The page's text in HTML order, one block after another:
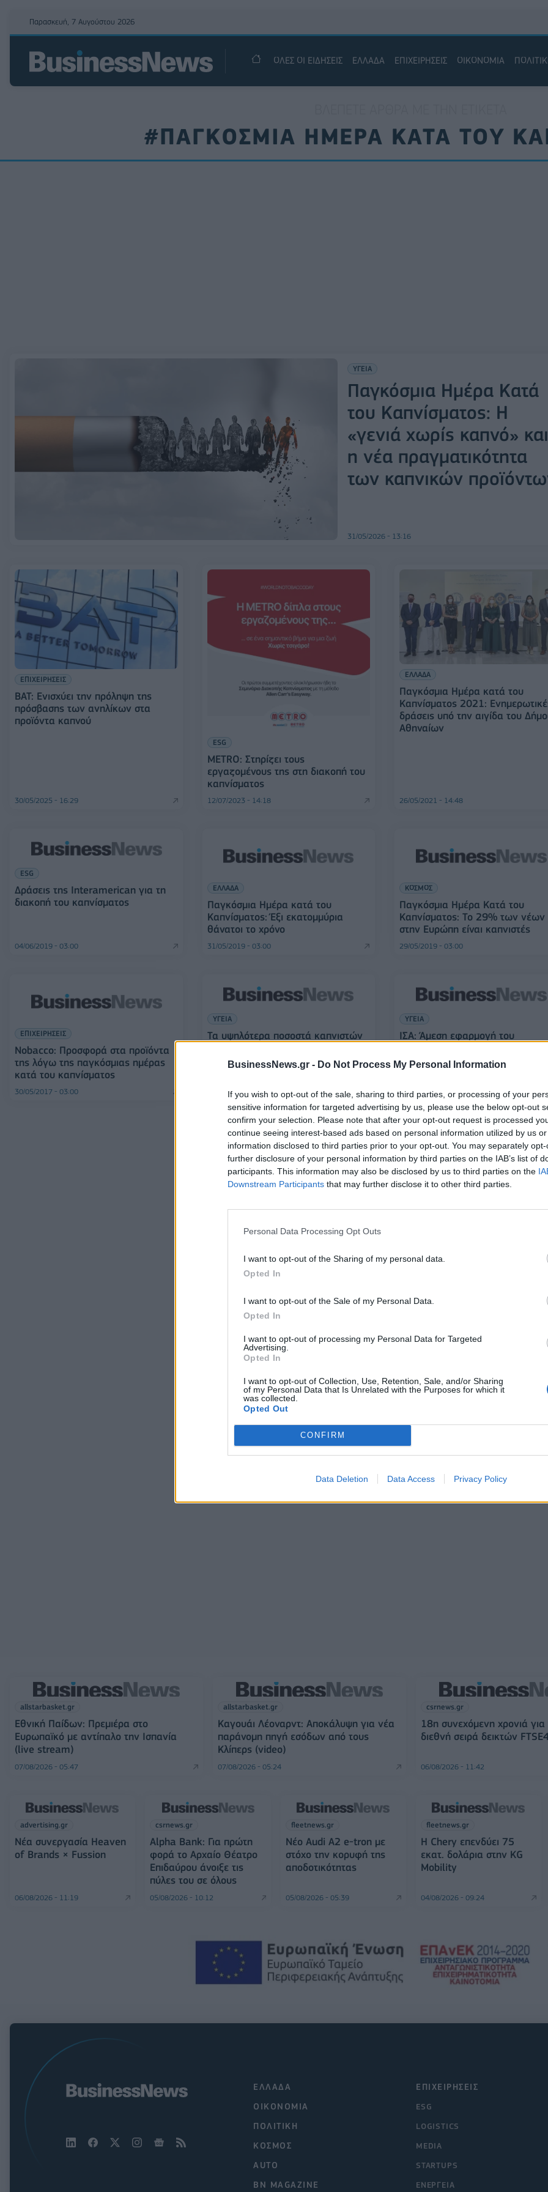
BusinessNews.gr - Do Not Process My Personal Information
If you wish to opt-out of the sale, sharing to third parties, or processing of your
sensitive information for targeted advertising by us, please use the below opt-out
confirm your selection. Please note that after your opt-out request is processed
continue seeing interest-based ads based on personal information utilized by us
information disclosed to third parties prior to your opt-out. You may separately
further disclosure of your personal information by third parties on the IAB’s list of
participants. This information may also be disclosed by us to third parties on the
Downstream Participants that may further disclose it to other third parties.
Personal Data Processing Opt Outs
I want to opt-out of the Sharing of my personal data.
Opted In
I want to opt-out of the Sale of my Personal Data.
Opted In
I want to opt-out of processing my Personal Data for Targeted
Advertising.
Opted In
I want to opt-out of Collection, Use, Retention, Sale, and/or Sharing
of my Personal Data that Is Unrelated with the Purposes for which it
was collected.
Opted Out
CONFIRM
Data Deletion Data Access Privacy Policy
Παρασκευή, 7 Αυγούστου 2026
ΟΛΕΣ ΟΙ ΕΙΔΗΣΕΙΣ ΕΛΛΑΔΑ ΕΠΙΧΕΙΡΗΣΕΙΣ ΟΙΚΟΝΟΜΙΑ
#ΠΑΓΚΟΣΜΙΑ ΗΜΕΡΑ ΚΑΤΑ ΤΟΥ
ΥΓΕΙΑ
Παγκόσμια Ημέρα Κατά
του Καπνίσματος: Η
«γενιά χωρίς καπνό» και
η νέα πραγματικότητα
των καπνικών
31/05/2026 - 13:16
ΕΠΙΧΕΙΡΗΣΕΙΣ
BAT: Ενισχύει την πρόληψη της
πρόσβασης των ανηλίκων στα
προϊόντα καπνού
30/05/2025 - 16:29
ESG
METRO: Στηρίζει τους
εργαζομένους της στη διακοπή του
καπνίσματος
12/07/2023 - 14:18
ΕΛΛΑΔΑ
Παγκόσμια Ημέρα κατά του
Καπνίσματος 2021:
δράσεις υπό την αιγίδα του
Αθηναίων
26/05/2021 - 14:48
ESG
Δράσεις της Interamerican για τη
διακοπή του καπνίσματος
04/06/2019 - 03:00
ΕΛΛΑΔΑ
Παγκόσμια Ημέρα κατά του
Καπνίσματος: Έξι εκατομμύρια
θάνατοι το χρόνο
31/05/2019 - 03:00
ΚΟΣΜΟΣ
Παγκόσμια Ημέρα Κατά του
Καπνίσματος: Το 29% των νέων
στην Ευρώπη είναι καπνιστές
29/05/2019 - 03:00
ΕΠΙΧΕΙΡΗΣΕΙΣ
Nobacco: Προσφορά στα προϊόντα
της λόγω της παγκόσμιας ημέρας
κατά του καπνίσματος
30/05/2017 - 03:00
ΥΓΕΙΑ
Τα υψηλότερα ποσοστά καπνιστών
05/06/2015 - 03:00
ΥΓΕΙΑ
ΙΣΑ: Άμεση εφαρμογή του
29/05/2015 - 03:00
allstarbasket.gr
Εθνική Παίδων: Πρεμιέρα στο
Ευρωπαϊκό με αντίπαλο την Ισπανία
(live stream)
07/08/2026 - 05:47
allstarbasket.gr
Καγουάι Λέοναρντ: Αποκάλυψη για νέα
παράνομη πηγή εσόδων από τους
Κλίπερς (video)
07/08/2026 - 05:24
csrnews.gr
18η συνεχόμενη χρονιά
διεθνή σειρά δεικτών
06/08/2026 - 11:42
advertising.gr
Νέα συνεργασία Heaven
of Brands × Fussion
06/08/2026 - 11:19
csrnews.gr
Alpha Bank: Για πρώτη
φορά το Αρχαίο Θέατρο
Επιδαύρου άνοιξε τις
πύλες του σε όλους
05/08/2026 - 10:12
fleetnews.gr
Νέο Audi A2 e-tron με
στόχο την κορυφή της
αποδοτικότητας
05/08/2026 - 05:39
fleetnews.gr
Η Chery επενδύει 75
εκατ. δολάρια στην KG
Mobility
04/08/2026 - 09:24
ΕΠΙΧΕΙΡΗΣΕΙΣ
ESG
LOGISTICS
MEDIA
STARTUPS
ΕΝΕΡΓΕΙΑ
ΕΛΛΑΔΑ
ΟΙΚΟΝΟΜΙΑ
ΠΟΛΙΤΙΚΗ
ΚΟΣΜΟΣ
AUTO
BN MAGAZINE